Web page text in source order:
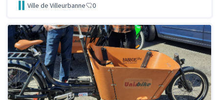
Ville de Villeurbanne 0